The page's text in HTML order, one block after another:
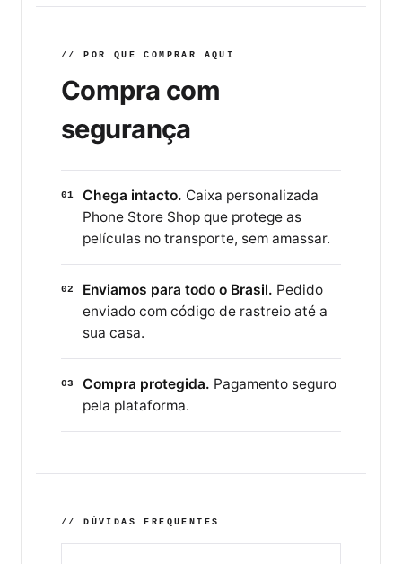
// POR QUE COMPRAR AQUI
Compra com
segurança
01 Chega intacto. Caixa personalizada
Phone Store Shop que protege as
películas no transporte, sem amassar.
02 Enviamos para todo o Brasil. Pedido
enviado com código de rastreio até a
sua casa.
03 Compra protegida. Pagamento seguro
pela plataforma.
// DÚVIDAS FREQUENTES